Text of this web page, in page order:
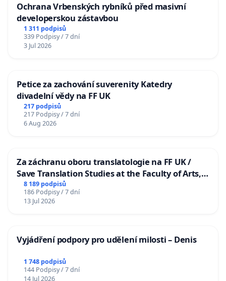
Ochrana Vrbenských rybníků před masivní
developerskou zástavbou
1 311 podpisů
339 Podpisy / 7 dní
3 Jul 2026
Petice za zachování suverenity Katedry
divadelní vědy na FF UK
217 podpisů
217 Podpisy / 7 dní
6 Aug 2026
Za záchranu oboru translatologie na FF UK /
Save Translation Studies at the Faculty of Arts,
Charles University
8 189 podpisů
186 Podpisy / 7 dní
13 Jul 2026
Vyjádření podpory pro udělení milosti – Denis
1 748 podpisů
144 Podpisy / 7 dní
14 Jul 2026